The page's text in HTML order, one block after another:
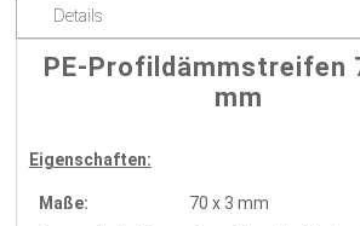
Details
PE-Profildämmstreifen
mm
Eigenschaften:
Maße:
70 x 3 mm